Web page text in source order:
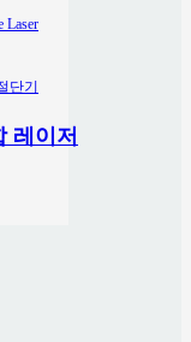
레이저